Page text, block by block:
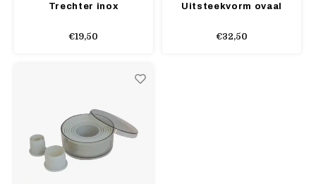
Trechter inox
€19,50
Uitsteekvorm ovaal
€32,50